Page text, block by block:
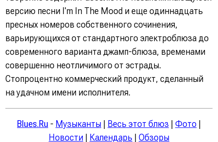
версию песни I'm In The Mood и еще одиннадцать
пресных номеров собственного сочинения,
варьирующихся от стандартного электроблюза до
современного варианта джамп-блюза, временами
совершенно неотличимого от эстрады.
Стопроцентно коммерческий продукт, сделанный
на удачном имени исполнителя.
Blues.Ru - Музыканты Весь этот блюз Фото
Новости
Календарь Обзоры